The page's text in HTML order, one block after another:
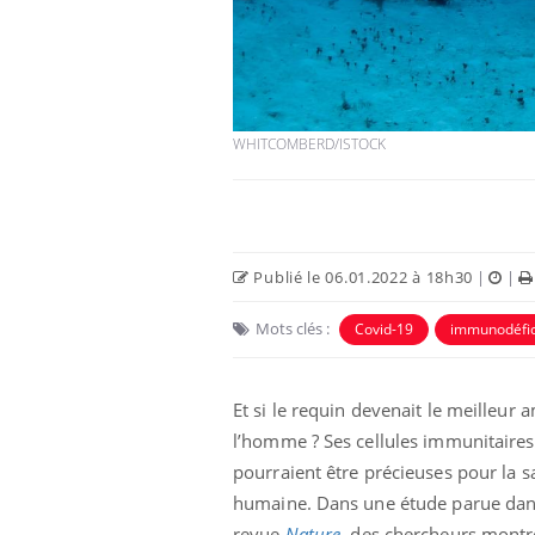
WHITCOMBERD/ISTOCK
Publié le 06.01.2022 à 18h30 | |
Mots clés : Covid-19
Et si le requin devenait le meilleur
l’homme ? Ses cellules immunitaires
pourraient être précieuses pour la
humaine. Dans une étude parue
Grossesse à risque : ce jus
Comment oublier les
écrans en vacances ?